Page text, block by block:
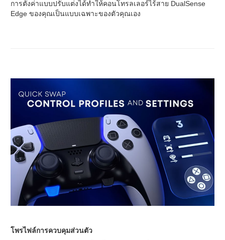
การตั้งค่าแบบปรับแต่งได้ทำให้คอนโทรลเลอร์ไร้สาย DualSense
Edge ของคุณเป็นแบบเฉพาะของตัวคุณเอง
โพรไฟล์การควบคุมส่วนตัว